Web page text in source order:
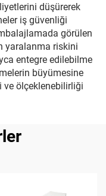
düşürerek
iş güvenliği
görülen
yaralanma riskini
entegre edilebilme
büyümesine
ve ölçeklenebilirliği